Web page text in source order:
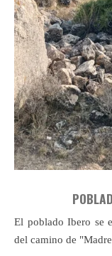
El poblado Ibero se
del camino de